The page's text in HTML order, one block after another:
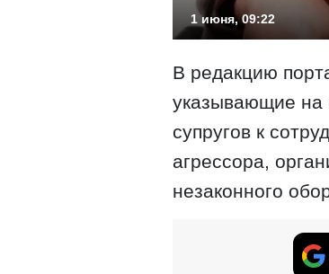
1 июня, 09:22
В редакцию
указывающие на
супругов к
агрессора,
незаконного